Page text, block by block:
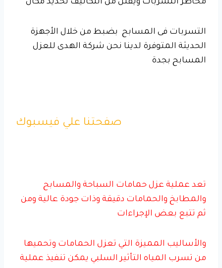
مخاطر التسربات ويقلل من التكاليف تحديد مكان
التسربات فى المسابح بضبط من خلال الأجهزة
الحديثة المتوفرة لدينا نحن شركة الهدى للعزل
المسابح بجدة
صفحتنا علي فيسبوك
تعد عملية عزل حمامات السباحة والمسابح
والمطابخ والحمامات دقيقة وذات جودة عالية ومن
ثم تتبع بعض الإجراءات
والأساليب المميزة التي تعزل الحمامات وتحميها
من تسرب المياه التأثير السلبي يمكن تنفيذ عملية